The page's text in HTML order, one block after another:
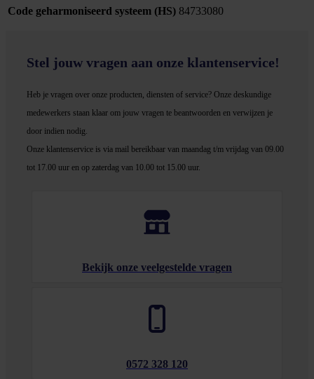
Code geharmoniseerd systeem (HS) 84733080
Stel jouw vragen aan onze klantenservice!
Heb je vragen over onze producten, diensten of service? Onze deskundige
medewerkers staan klaar om jouw vragen te beantwoorden en verwijzen je
door indien nodig.
Onze klantenservice is via mail bereikbaar van maandag t/m vrijdag van 09.00
tot 17.00 uur en op zaterdag van 10.00 tot 15.00 uur.
Bekijk onze veelgestelde vragen
0572 328 120